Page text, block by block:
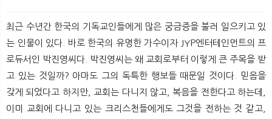
최근 수년간 한국의 기독교인들에게 많은 궁금증을 불러 일으키고 있
는 인물이 있다. 바로 한국의 유명한 가수이자 JYP엔터테인먼트의 프
로듀서인 박진영씨다. 박진영씨는 왜 교회로부터 이렇게 큰 주목을 받
고 있는 것일까? 아마도 그의 독특한 행보들 때문일 것이다. 믿음을
갖게 되었다고 하지만, 교회는 다니지 않고, 복음을 전한다고 하는데,
이미 교회에 다니고 있는 크리스천들에게도 그것을 전하는 것 같고,